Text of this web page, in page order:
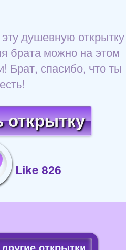
душевную открытку
брата можно на этом
Брат, спасибо, что ты
есть!
открытку
Like 826